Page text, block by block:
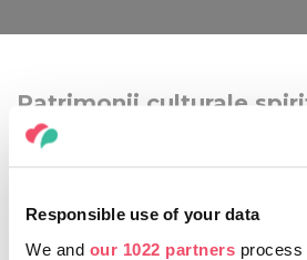
Responsible use of your data
We and our 1022 partners process
Patrimonii culturale
maghiare, recunoscute
în minte. Această artă populară se
broderii florale, ornamentație